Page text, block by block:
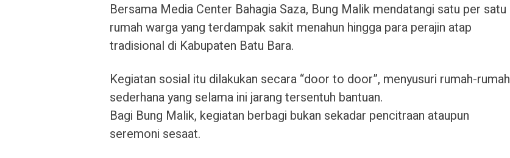
Bersama Media Center Bahagia Saza, Bung Malik mendatangi satu per satu
rumah warga yang terdampak sakit menahun hingga para perajin atap
tradisional di Kabupaten Batu Bara.
Kegiatan sosial itu dilakukan secara “door to door”, menyusuri rumah-rumah
sederhana yang selama ini jarang tersentuh bantuan.
Bagi Bung Malik, kegiatan berbagi bukan sekadar pencitraan ataupun
seremoni sesaat.